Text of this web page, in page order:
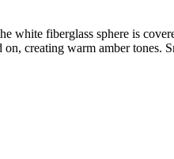
white fiberglass sphere is
creating warm amber tones.